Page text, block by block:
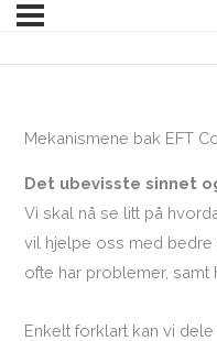
Mekanismene bak EFT
Det ubevisste sinnet
Vi skal nå se litt på
vil hjelpe oss med
ofte har problemer, samt
Enkelt forklart kan vi